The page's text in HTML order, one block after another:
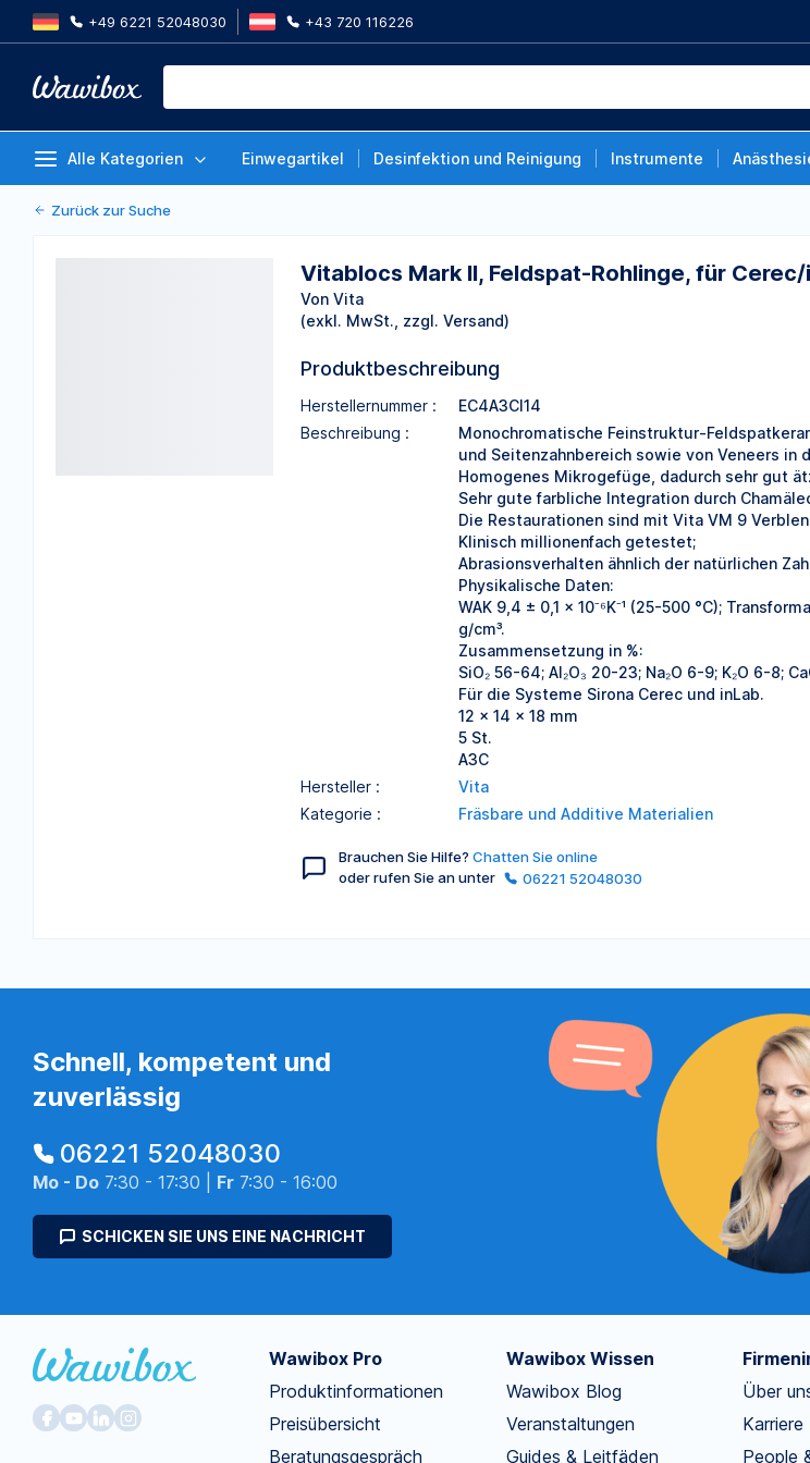
+49 6221 52048030 +43 720 116226
Alle Kategorien Einwegartikel Desinfektion und Reinigung Instrumente
Vitablocs Mark II, Feldspat-Rohlinge, für Cerec/inLab,
Zurück zur Suche
Vitablocs Mark II, Feldspat-Rohlinge, für Cerec/
Von Vita
(exkl. MwSt., zzgl. Versand)
Produktbeschreibung
Herstellernummer :
EC4A3CI14
Beschreibung :
Monochromatische Feinstruktur-
und Seitenzahnbereich sowie von Veneers in
Homogenes Mikrogefüge, dadurch sehr gut
Sehr gute farbliche Integration durch
Die Restaurationen sind mit Vita VM 9
Klinisch millionenfach getestet;
Abrasionsverhalten ähnlich der natürlichen
Physikalische Daten:
WAK 9,4 ± 0,1 x 10⁻⁶K⁻¹ (25-500 °C);
g/cm³.
Zusammensetzung in %:
SiO₂ 56-64; Al₂O₃ 20-23; Na₂O 6-9; K₂O 6-8;
Für die Systeme Sirona Cerec und inLab.
12 x 14 x 18 mm
5 St.
A3C
Hersteller :
Vita
Kategorie :
Fräsbare und Additive Materialien
Brauchen Sie Hilfe? Chatten Sie online
oder rufen Sie an unter
06221 52048030
Schnell, kompetent und
zuverlässig
06221 52048030
Mo - Do 7:30 - 17:30 | Fr 7:30 - 16:00
SCHICKEN SIE UNS EINE NACHRICHT
Wawibox Pro
Produktinformationen
Preisübersicht
Beratungsgespräch
Wawibox Wissen
Wawibox Blog
Veranstaltungen
Guides & Leitfäden
Über
Karriere
People